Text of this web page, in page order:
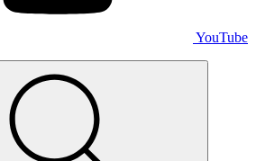
YouTube